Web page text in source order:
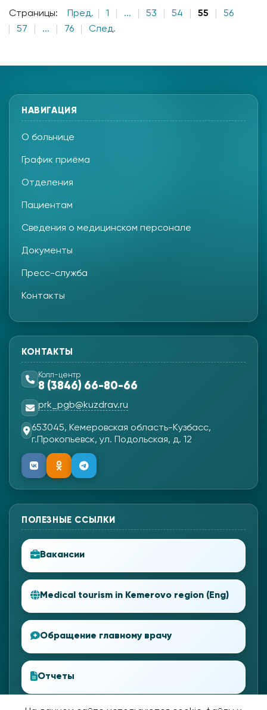
Страницы: Пред. 1 ... 53 54 55
56
57
... 76 След.
НАВИГАЦИЯ
О больнице
График приёма
Отделения
Пациентам
Сведения о медицинском персонале
Документы
Пресс-служба
Контакты
КОНТАКТЫ
Колл-центр
8 (3846) 66-80-66
prk_pgb@kuzdrav.ru
653045, Кемеровская область-Кузбасс,
г.Прокопьевск, ул. Подольская, д. 12
ПОЛЕЗНЫЕ ССЫЛКИ
Вакансии
Medical tourism in Kemerovo region (Eng)
Обращение главному врачу
Отчеты